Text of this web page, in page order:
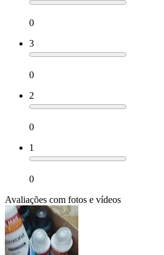
0
3
0
2
0
1
0
Avaliações com fotos e vídeos